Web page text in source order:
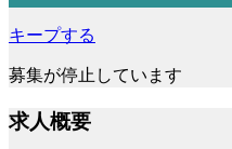
キープする
募集が停止しています
求人概要